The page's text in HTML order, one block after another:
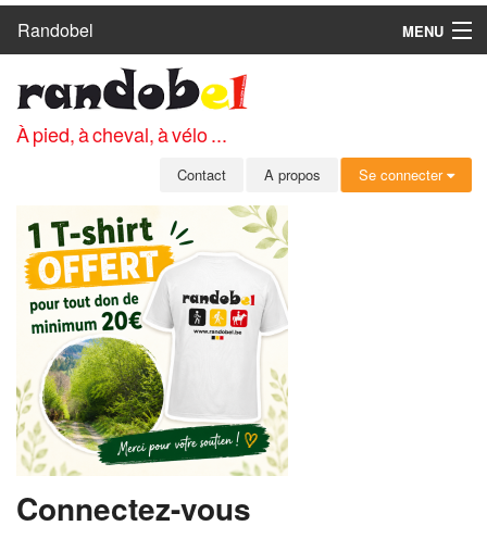
Randobel
MENU
CIRCUITS
CLUBS
MEMBRES
SE CONNECTER
INSCRIPTION GRATUITE
MOT DE PASSE OUBLIÉ
À pied, à cheval, à vélo ...
Contact A propos Se connecter
Connectez-vous